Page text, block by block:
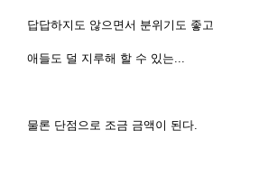
답답하지도 않으면서 분위기도 좋고
애들도 덜 지루해 할 수 있는...
물론 단점으로 조금 금액이 된다.